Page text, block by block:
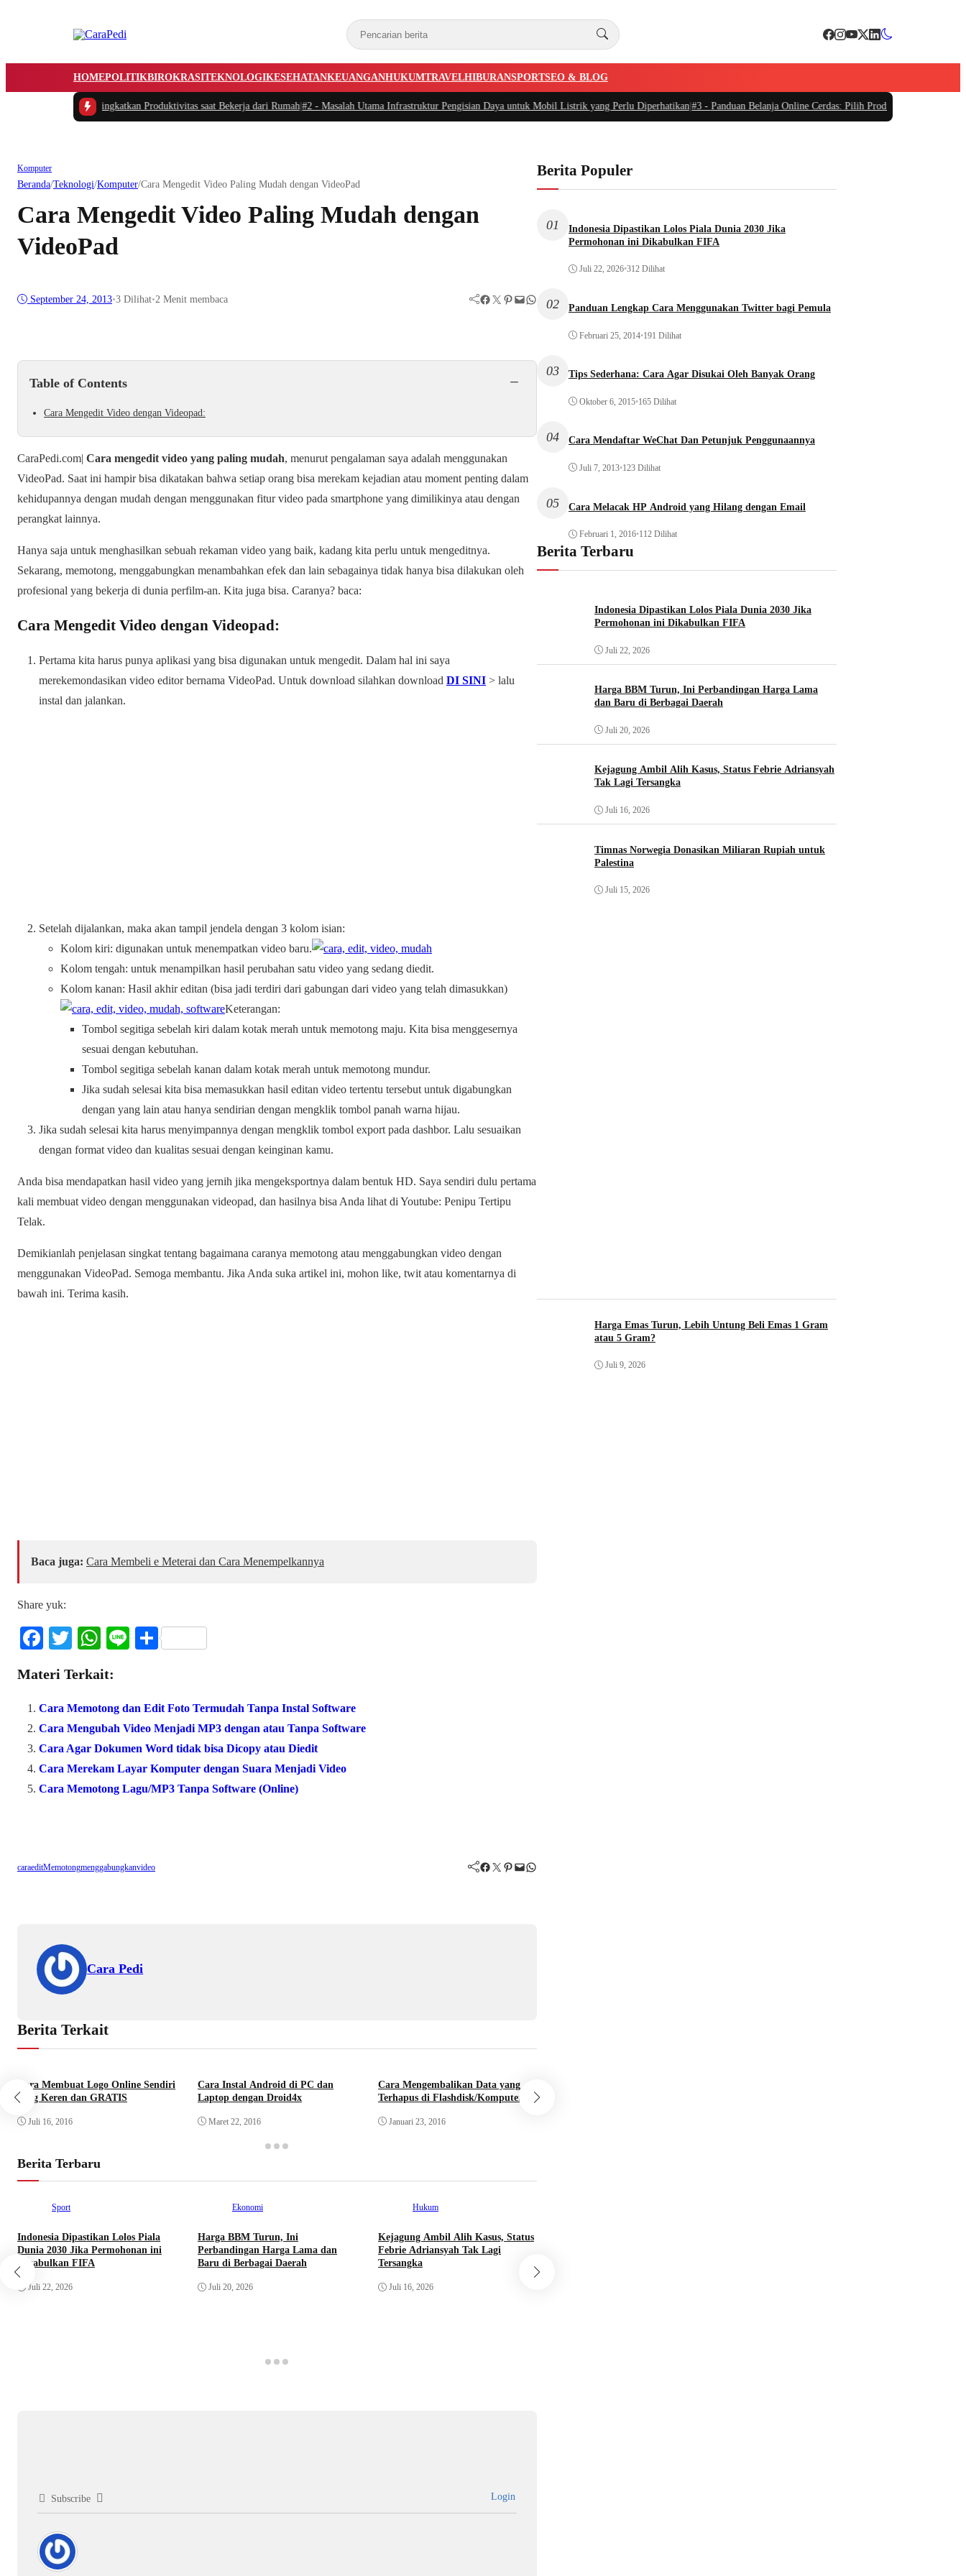
HOMEPOLITIKBIROKRASITEKNOLOGIKESEHATANKEUANGANHUKUMTRAVELHIBURANSPORTSEO & BLOG
Waktu dan Meningkatkan Produktivitas saat Bekerja dari Rumah|#2 -Masalah Utama Infrastruktur Pengisian Daya untuk Mobil Listrik yang Perlu Diperhatikan|#3 -Panduan Belanja Online Cerdas: Pilih Produk dengan Bijak dan
Komputer
Beranda/Teknologi/Komputer/Cara Mengedit Video Paling Mudah dengan VideoPad
Cara Mengedit Video Paling Mudah dengan
VideoPad
September 24, 2013•3 Dilihat•2 Menit membaca Facebook Twitter Pinterest Mail WhatsApp
Table of Contents −
Cara Mengedit Video dengan Videopad:
CaraPedi.com| Cara mengedit video yang paling mudah, menurut pengalaman saya adalah menggunakan
VideoPad. Saat ini hampir bisa dikatakan bahwa setiap orang bisa merekam kejadian atau moment penting dalam
kehidupannya dengan mudah dengan menggunakan fitur video pada smartphone yang dimilikinya atau dengan
perangkat lainnya.
Hanya saja untuk menghasilkan sebuah rekaman video yang baik, kadang kita perlu untuk mengeditnya.
Sekarang, memotong, menggabungkan menambahkan efek dan lain sebagainya tidak hanya bisa dilakukan oleh
profesional yang bekerja di dunia perfilm-an. Kita juga bisa. Caranya? baca:
Cara Mengedit Video dengan Videopad:
Pertama kita harus punya aplikasi yang bisa digunakan untuk mengedit. Dalam hal ini saya
merekemondasikan video editor bernama VideoPad. Untuk download silahkan download DI SINI > lalu
instal dan jalankan.
Setelah dijalankan, maka akan tampil jendela dengan 3 kolom isian:
Kolom kiri: digunakan untuk menempatkan video baru.
Kolom tengah: untuk menampilkan hasil perubahan satu video yang sedang diedit.
Kolom kanan: Hasil akhir editan (bisa jadi terdiri dari gabungan dari video yang telah dimasukkan)
Keterangan:
Tombol segitiga sebelah kiri dalam kotak merah untuk memotong maju. Kita bisa menggesernya
sesuai dengan kebutuhan.
Tombol segitiga sebelah kanan dalam kotak merah untuk memotong mundur.
Jika sudah selesai kita bisa memasukkan hasil editan video tertentu tersebut untuk digabungkan
dengan yang lain atau hanya sendirian dengan mengklik tombol panah warna hijau.
Jika sudah selesai kita harus menyimpannya dengan mengklik tombol export pada dashbor. Lalu sesuaikan
dengan format video dan kualitas sesuai dengan keinginan kamu.
Anda bisa mendapatkan hasil video yang jernih jika mengeksportnya dalam bentuk HD. Saya sendiri dulu pertama
kali membuat video dengan menggunakan videopad, dan hasilnya bisa Anda lihat di Youtube: Penipu Tertipu
Telak.
Demikianlah penjelasan singkat tentang bagaimana caranya memotong atau menggabungkan video dengan
menggunakan VideoPad. Semoga membantu. Jika Anda suka artikel ini, mohon like, twit atau komentarnya di
bawah ini. Terima kasih.
Baca juga: Cara Membeli e Meterai dan Cara Menempelkannya
Share yuk:
Fa
bo
ok
T
tte
r
W
ts
A
pp
Li S
Materi Terkait:
Cara Memotong dan Edit Foto Termudah Tanpa Instal Software
Cara Mengubah Video Menjadi MP3 dengan atau Tanpa Software
Cara Agar Dokumen Word tidak bisa Dicopy atau Diedit
Cara Merekam Layar Komputer dengan Suara Menjadi Video
Cara Memotong Lagu/MP3 Tanpa Software (Online)
caraeditMemotongmenggabungkanvideo Facebook Twitter Pinterest Mail WhatsApp
Cara Pedi
Berita Terkait
Cara Membuat Logo Online Sendiri
yang Keren dan GRATIS
Juli 16, 2016
Cara Instal Android di PC dan
Laptop dengan Droid4x
Maret 22, 2016
Cara Mengembalikan Data yang
Terhapus di Flashdisk/Komputer
Januari 23, 2016
Berita Terbaru
Sport
Indonesia Dipastikan Lolos Piala
Dunia 2030 Jika Permohonan ini
Dikabulkan FIFA
Juli 22, 2026
Ekonomi
Harga BBM Turun, Ini
Perbandingan Harga Lama dan
Baru di Berbagai Daerah
Juli 20, 2026
Hukum
Kejagung Ambil Alih Kasus, Status
Febrie Adriansyah Tak Lagi
Tersangka
Juli 16, 2026
Subscribe Login
Berita Populer
01
Indonesia Dipastikan Lolos Piala Dunia 2030 Jika
Permohonan ini Dikabulkan FIFA
Juli 22, 2026•312 Dilihat
02 Panduan Lengkap Cara Menggunakan Twitter bagi Pemula
Februari 25, 2014•191 Dilihat
03 Tips Sederhana: Cara Agar Disukai Oleh Banyak Orang
Oktober 6, 2015•165 Dilihat
04 Cara Mendaftar WeChat Dan Petunjuk Penggunaannya
Juli 7, 2013•123 Dilihat
05 Cara Melacak HP Android yang Hilang dengan Email
Februari 1, 2016•112 Dilihat
Berita Terbaru
Indonesia Dipastikan Lolos Piala Dunia 2030 Jika
Permohonan ini Dikabulkan FIFA
Juli 22, 2026
Harga BBM Turun, Ini Perbandingan Harga Lama
dan Baru di Berbagai Daerah
Juli 20, 2026
Kejagung Ambil Alih Kasus, Status Febrie Adriansyah
Tak Lagi Tersangka
Juli 16, 2026
Timnas Norwegia Donasikan Miliaran Rupiah untuk
Palestina
Juli 15, 2026
Harga Emas Turun, Lebih Untung Beli Emas 1 Gram
atau 5 Gram?
Juli 9, 2026